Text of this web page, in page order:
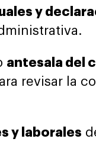
y
antesala del
revisar la
y laborales